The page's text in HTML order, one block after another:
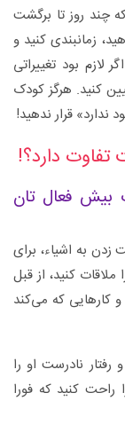
چند روز تا برگشت
زمانبندی کنید و
بود تغییراتی
کنید. هرگز کودک
ندارد» قرار ندهید!
دارد؟!
بیش فعال تان
به اشیاء، برای
کنید، از قبل
کارهایی که می‌کند
رفتار نادرست او را
کنید که فورا